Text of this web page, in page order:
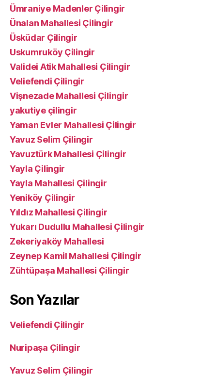
Ümraniye Madenler Çilingir
Ünalan Mahallesi Çilingir
Üsküdar Çilingir
Uskumruköy Çilingir
Validei Atik Mahallesi Çilingir
Veliefendi Çilingir
Vişnezade Mahallesi Çilingir
yakutiye çilingir
Yaman Evler Mahallesi Çilingir
Yavuz Selim Çilingir
Yavuztürk Mahallesi Çilingir
Yayla Çilingir
Yayla Mahallesi Çilingir
Yeniköy Çilingir
Yıldız Mahallesi Çilingir
Yukarı Dudullu Mahallesi Çilingir
Zekeriyaköy Mahallesi
Zeynep Kamil Mahallesi Çilingir
Zühtüpaşa Mahallesi Çilingir
Son Yazılar
Veliefendi Çilingir
Nuripaşa Çilingir
Yavuz Selim Çilingir